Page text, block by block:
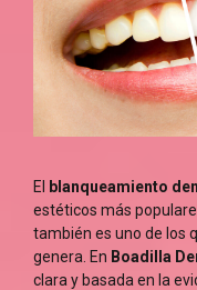
El blanqueamiento
estéticos más
también es uno de los
genera. En Boadilla
clara y basada en la